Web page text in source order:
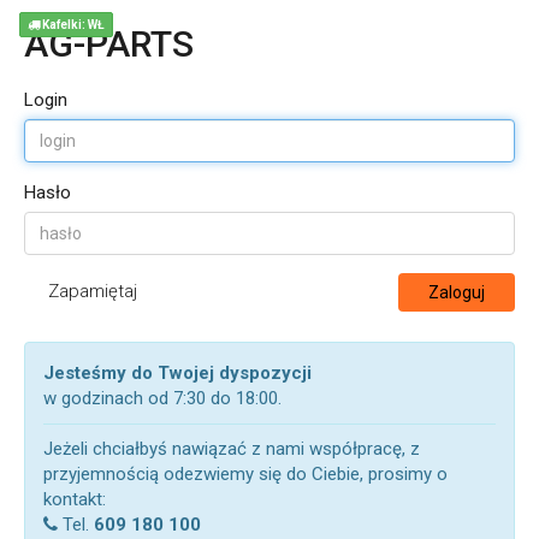
AG-PARTS
Login
Hasło
Zapamiętaj Zaloguj
Jesteśmy do Twojej dyspozycji
w godzinach od 7:30 do 18:00.
Jeżeli chciałbyś nawiązać z nami współpracę, z
przyjemnością odezwiemy się do Ciebie, prosimy o
kontakt:
Tel. 609 180 100
Kafelki: WŁ